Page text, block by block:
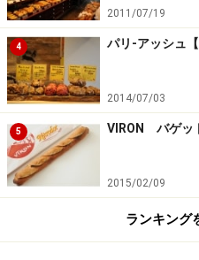
2011/07/19
4 パリ-アッシュ【
2014/07/03
5 VIRON バゲッ
2015/02/09
ランキング